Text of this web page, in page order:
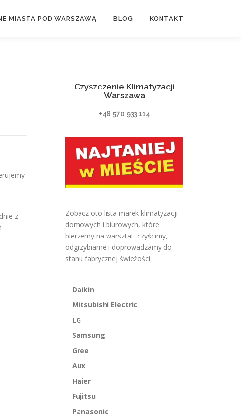
MIASTA POD WARSZAWĄ BLOG KONTAKT
z
Czyszczenie Klimatyzacji
Warszawa
+48 570 933 114
Zobacz oto lista marek klimatyzacji
domowych i biurowych, które
bierzemy na warsztat, czyścimy,
odgrzybiame i doprowadzamy do
stanu fabrycznej świeżości:
Daikin
Mitsubishi Electric
LG
Samsung
Gree
Aux
Haier
Fujitsu
Panasonic